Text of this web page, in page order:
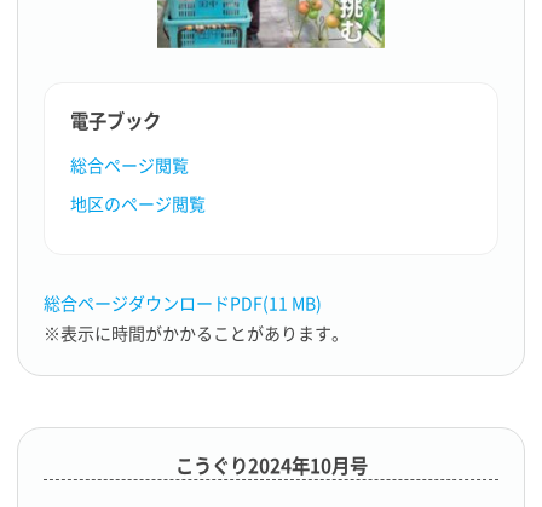
電子ブック
総合ページ閲覧
地区のページ閲覧
総合ページダウンロードPDF(11 MB)
※表示に時間がかかることがあります。
こうぐり2024年10月号